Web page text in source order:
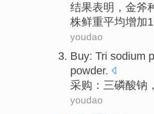
结果表明 ，金斧
株鲜重平均增加
youdao
Buy: Tri sodium
powder.
采购 ： 三磷酸钠
youdao